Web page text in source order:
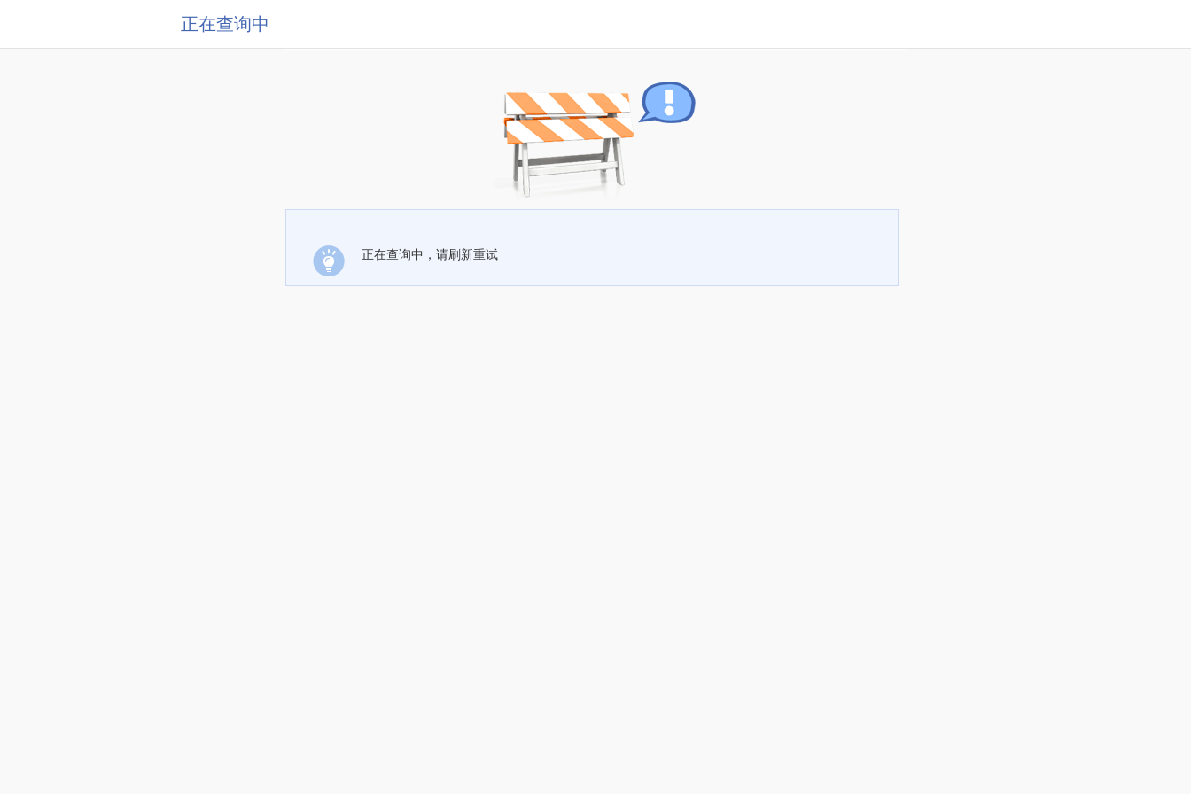
正在查询中
正在查询中，请刷新重试